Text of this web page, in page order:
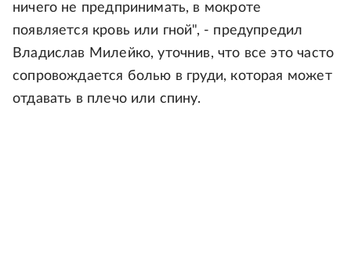
ничего не предпринимать, в мокроте
появляется кровь или гной", - предупредил
Владислав Милейко, уточнив, что все это часто
сопровождается болью в груди, которая может
отдавать в плечо или спину.